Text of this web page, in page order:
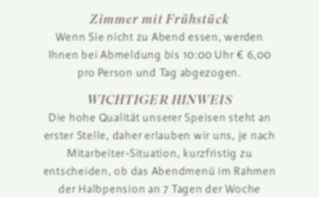
Zimmer mit Frühstück
Wenn Sie nicht zu Abend essen, werden
Ihnen bei Abmeldung bis 10:00 Uhr € 6,00
pro Person und Tag abgezogen.
WICHTIGER HINWEIS
Die hohe Qualität unserer Speisen steht an
erster Stelle, daher erlauben wir uns, je nach
Mitarbeiter-Situation, kurzfristig zu
entscheiden, ob das Abendmenü im Rahmen
der Halbpension an 7 Tagen der Woche